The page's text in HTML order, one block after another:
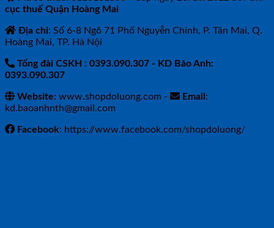
cục thuế Quận Hoàng Mai
Địa chỉ: Số 6-8 Ngõ 71 Phố Nguyễn Chính, P. Tân Mai, Q.
Hoàng Mai, TP. Hà Nội
Tổng đài CSKH : 0393.090.307 - KD Bảo Anh:
0393.090.307
Website: www.shopdoluong.com -
Email:
kd.baoanhnth@gmail.com
Facebook: https://www.facebook.com/shopdoluong/